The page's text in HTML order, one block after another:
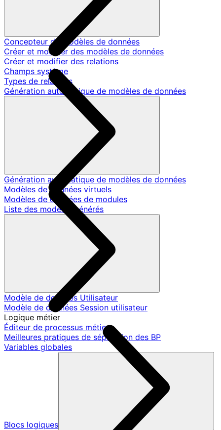
Concepteur de modèles de données
Créer et modifier des modèles de données
Créer et modifier des relations
Champs système
Types de relations
Génération automatique de modèles de données
Génération automatique de modèles de données
Modèles de données virtuels
Modèles de données de modules
Liste des modèles générés
Modèle de données Utilisateur
Modèle de données Session utilisateur
Logique métier
Éditeur de processus métier
Meilleures pratiques de séparation des BP
Variables globales
Blocs logiques